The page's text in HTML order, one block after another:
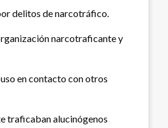
delitos de narcotráfico.
narcotraficante y
en contacto con otros
traficaban alucinógenos